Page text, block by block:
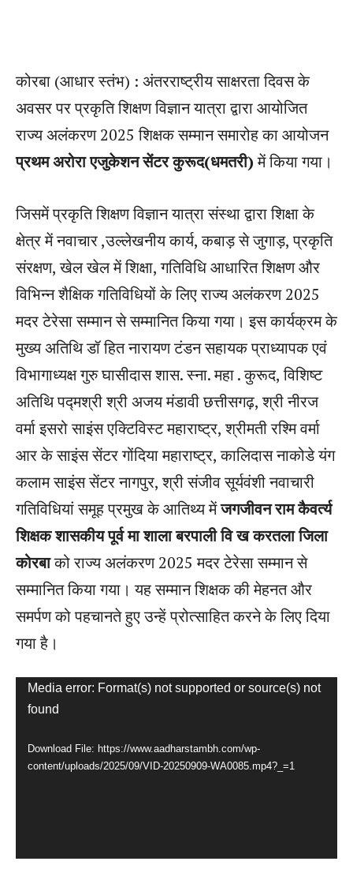
कोरबा (आधार स्तंभ) : अंतरराष्ट्रीय साक्षरता दिवस के
अवसर पर प्रकृति शिक्षण विज्ञान यात्रा द्वारा आयोजित
राज्य अलंकरण 2025 शिक्षक सम्मान समारोह का आयोजन
प्रथम अरोरा एजुकेशन सेंटर कुरूद(धमतरी)में किया गया।
जिसमें प्रकृति शिक्षण विज्ञान यात्रा संस्था द्वारा शिक्षा के
क्षेत्र में नवाचार ,उल्लेखनीय कार्य, कबाड़ से जुगाड़, प्रकृति
संरक्षण, खेल खेल में शिक्षा, गतिविधि आधारित शिक्षण और
विभिन्न शैक्षिक गतिविधियों के लिए राज्य अलंकरण 2025
मदर टेरेसा सम्मान से सम्मानित किया गया। इस कार्यक्रम के
मुख्य अतिथि डॉ हित नारायण टंडन सहायक प्राध्यापक एवं
विभागाध्यक्ष गुरु घासीदास शास. स्ना. महा . कुरूद, विशिष्ट
अतिथि पद्मश्री श्री अजय मंडावी छत्तीसगढ़, श्री नीरज
वर्मा इसरो साइंस एक्टिविस्ट महाराष्ट्र, श्रीमती रश्मि वर्मा
आर के साइंस सेंटर गोंदिया महाराष्ट्र, कालिदास नाकोडे यंग
कलाम साइंस सेंटर नागपुर, श्री संजीव सूर्यवंशी नवाचारी
गतिविधियां समूह प्रमुख के आतिथ्य मेंजगजीवन राम कैवर्त्य
शिक्षक शासकीय पूर्व मा शाला बरपाली वि ख करतला जिला
कोरबाको राज्य अलंकरण 2025 मदर टेरेसा सम्मान से
सम्मानित किया गया। यह सम्मान शिक्षक की मेहनत और
समर्पण को पहचानते हुए उन्हें प्रोत्साहित करने के लिए दिया
गया है।
Media error: Format(s) not supported or source(s) not
found
Download File: https://www.aadharstambh.com/wp-
content/uploads/2025/09/VID-20250909-WA0085.mp4?_=1